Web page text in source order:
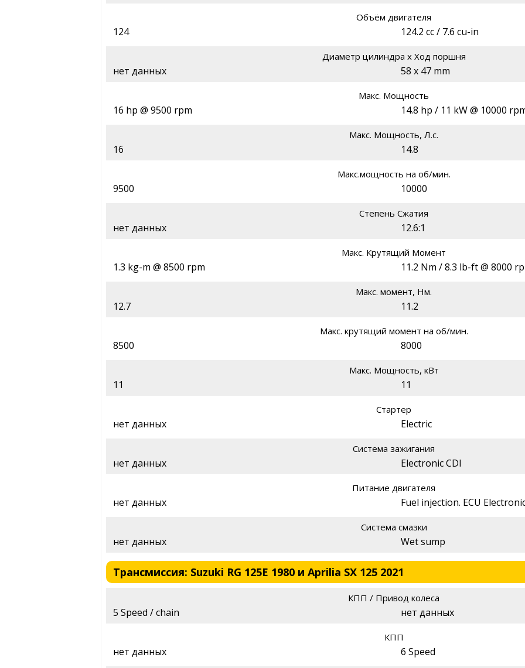
Объём двигателя
124 124.2 cc / 7.6 cu-in
Диаметр цилиндра х Ход поршня
нет данных 58 x 47 mm
Макс. Мощность
16 hp @ 9500 rpm 14.8 hp / 11 kW @ 10000
Макс. Мощность, Л.с.
16 14.8
Макс.мощность на об/мин.
9500 10000
Степень Сжатия
нет данных 12.6:1
Макс. Крутящий Момент
1.3 kg-m @ 8500 rpm 11.2 Nm / 8.3 lb-ft @ 8000
Макс. момент, Нм.
12.7 11.2
Макс. крутящий момент на об/мин.
8500 8000
Макс. Мощность, кВт
11 11
Стартер
нет данных Electric
Система зажигания
нет данных Electronic CDI
Питание двигателя
нет данных Fuel injection. ECU
Система смазки
нет данных Wet sump
Трансмиссия: Suzuki RG 125E 1980 и Aprilia SX 125 2021
КПП / Привод колеса
5 Speed / chain нет данных
КПП
нет данных 6 Speed